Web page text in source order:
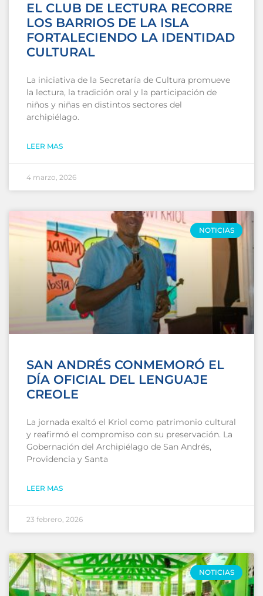
EL CLUB DE LECTURA RECORRE
LOS BARRIOS DE LA ISLA
FORTALECIENDO LA IDENTIDAD
CULTURAL
La iniciativa de la Secretaría de Cultura promueve
la lectura, la tradición oral y la participación de
niños y niñas en distintos sectores del
archipiélago.
LEER MAS
4 marzo, 2026
NOTICIAS
SAN ANDRÉS CONMEMORÓ EL
DÍA OFICIAL DEL LENGUAJE
CREOLE
La jornada exaltó el Kriol como patrimonio cultural
y reafirmó el compromiso con su preservación. La
Gobernación del Archipiélago de San Andrés,
Providencia y Santa
LEER MAS
23 febrero, 2026
NOTICIAS